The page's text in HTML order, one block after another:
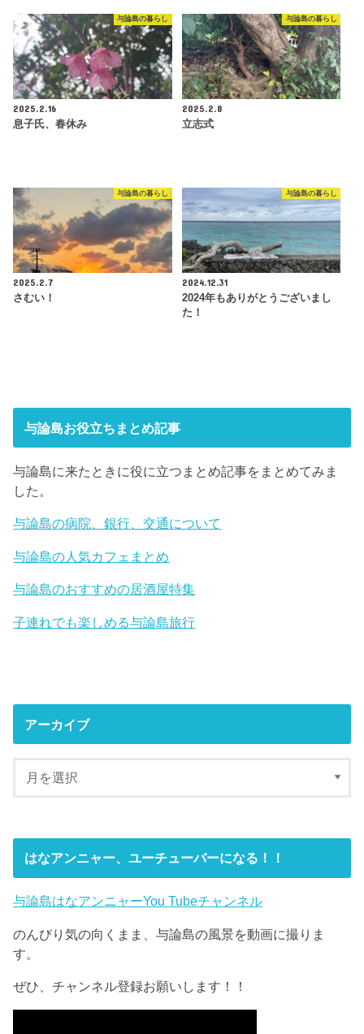
与論島の暮らし
2025.2.16
息子氏、春休み
与論島の暮らし
2025.2.8
立志式
与論島の暮らし
2025.2.7
さむい！
与論島の暮らし
2024.12.31
2024年もありがとうございまし
た！
与論島お役立ちまとめ記事
与論島に来たときに役に立つまとめ記事をまとめてみま
した。
与論島の病院、銀行、交通について
与論島の人気カフェまとめ
与論島のおすすめの居酒屋特集
子連れでも楽しめる与論島旅行
アーカイブ
はなアンニャー、ユーチューバーになる！！
与論島はなアンニャーYou Tubeチャンネル
のんびり気の向くまま、与論島の風景を動画に撮りま
す。
ぜひ、チャンネル登録お願いします！！